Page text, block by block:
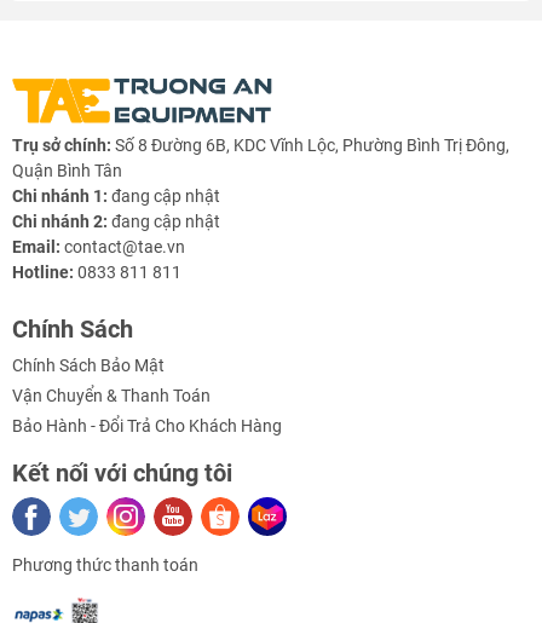
Trụ sở chính: Số 8 Đường 6B, KDC Vĩnh Lộc, Phường Bình Trị Đông,
Quận Bình Tân
Chi nhánh 1: đang cập nhật
Chi nhánh 2: đang cập nhật
Email: contact@tae.vn
Hotline: 0833 811 811
Chính Sách
Chính Sách Bảo Mật
Vận Chuyển & Thanh Toán
Bảo Hành - Đổi Trả Cho Khách Hàng
Kết nối với chúng tôi
Phương thức thanh toán